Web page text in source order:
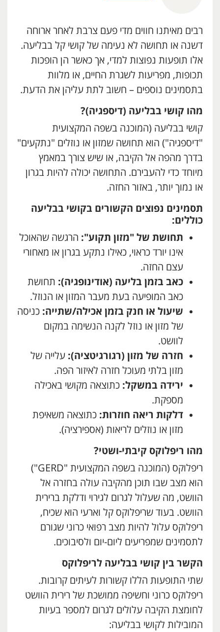
רבים מאיתנו חווים מדי פעם צרבת לאחר ארוחה
דשנה או תחושה לא נעימה של קושי קל בבליעה.
אלו תופעות נפוצות למדי, אך כאשר הן הופכות
תכופות, מפריעות לשגרת החיים, או מלוות
בתסמינים נוספים – חשוב לתת עליהן את הדעת.
מהו קושי בבליעה (דיספגיה)?
קושי בבליעה (המוכנה בשפה המקצועית
"דיספגיה") הוא תחושה שמזון או נוזלים "נתקעים"
בדרך מהפה אל הקיבה, או שיש צורך במאמץ
מיוחד כדי להעבירם. התחושה יכולה להיות בגרון
או נמוך יותר, באזור החזה.
תסמינים נפוצים הקשורים בקושי בבליעה
כוללים:
תחושת של "מזון תקוע": הרגשה שהאוכל
אינו יורד כראוי, כאילו נתקע בגרון או מאחורי
עצם החזה.
כאב בזמן בליעה (אודינופגיה): תחושת
כאב המופיעה בעת מעבר המזון או הנוזל.
שיעול או חנק בזמן אכילה/שתייה: כניסה
של מזון או נוזל לקנה הנשימה במקום
לוושט.
חזרה של מזון (רגורגיטציה): עלייה של
מזון בלתי מעוכל חזרה לאיזור הפה.
ירידה במשקל: כתוצאה מקושי באכילה
מספקת.
דלקות ריאה חוזרות: כתוצאה משאיפת
מזון או נוזלים לריאות (אספירציה).
מהו ריפלוקס קיבתי-ושטי?
ריפלוקס (המוכנה בשפה המקצועית "GERD")
הוא מצב שבו תוכן מהקיבה עולה בחזרה אל
הוושט, מה שעלול לגרום לגירוי ודלקת ברירית
הוושט. בעוד שריפלוקס קל וארעי הוא שכיח,
ריפלוקס עלול להיות מצב רפואי כרוני שגורם
לתסמינים שמפריעים ליום-יום ולסיבוכים.
הקשר בין קושי בבליעה לריפלוקס
שתי התופעות הללו קשורות לעיתים קרובות.
ריפלוקס כרוני וחשיפה ממושכת של רירית הוושט
לחומצת הקיבה עלולים לגרום למספר בעיות
המובילות לקושי בבליעה: